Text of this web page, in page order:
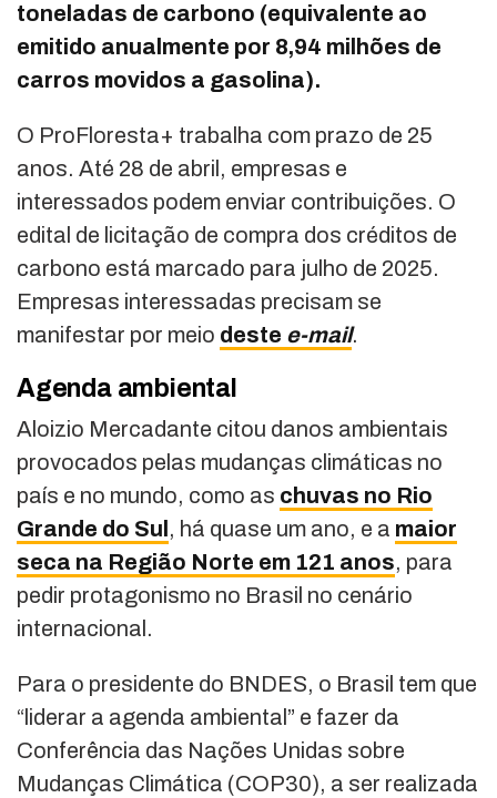
toneladas de carbono (equivalente ao
emitido anualmente por 8,94 milhões de
carros movidos a gasolina).
O ProFloresta+ trabalha com prazo de 25
anos. Até 28 de abril, empresas e
interessados podem enviar contribuições. O
edital de licitação de compra dos créditos de
carbono está marcado para julho de 2025.
Empresas interessadas precisam se
manifestar por meio deste e-mail.
Agenda ambiental
Aloizio Mercadante citou danos ambientais
provocados pelas mudanças climáticas no
país e no mundo, como as chuvas no Rio
Grande do Sul , há quase um ano, e a maior
seca na Região Norte em 121 anos, para
pedir protagonismo no Brasil no cenário
internacional.
Para o presidente do BNDES, o Brasil tem que
“liderar a agenda ambiental” e fazer da
Conferência das Nações Unidas sobre
Mudanças Climática (COP30), a ser realizada